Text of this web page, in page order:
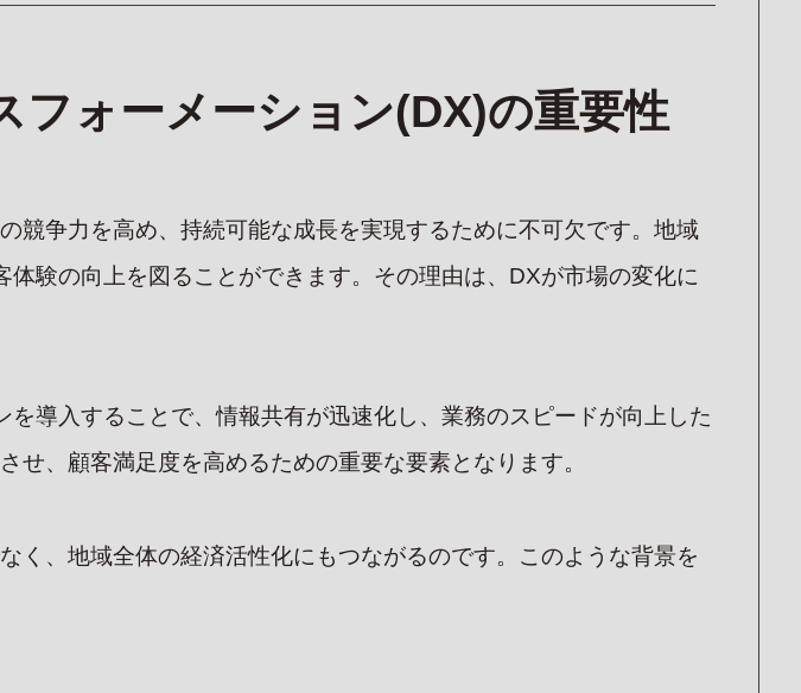
フォーメーション(DX)の重要性
競争力を高め、持続可能な成長を実現するために不可欠です。地域
験の向上を図ることができます。その理由は、DXが市場の変化に
導入することで、情報共有が迅速化し、業務のスピードが向上した
、顧客満足度を高めるための重要な要素となります。
く、地域全体の経済活性化にもつながるのです。このような背景を